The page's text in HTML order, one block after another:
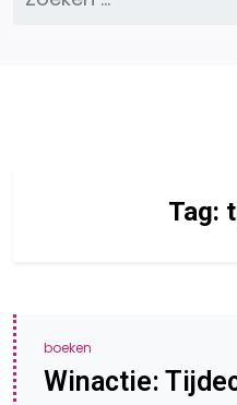
naar:
Tag:
boeken
Winactie: